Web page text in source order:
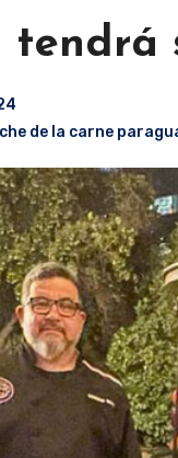
de la carne